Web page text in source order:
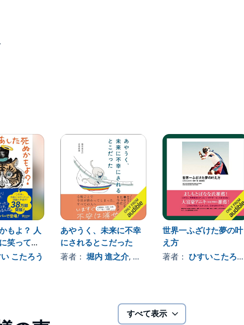
人にふられた、つい愚痴を言いたくなる、
や学校に嫌いな人がいる、やる気が起きない……、
こります。
もうどうにもなりません。
はいくらでも変化します。
から続くあなたの時間、人生を、素晴らしいものに変えられるの
込んで、どこにフォーカスすると人生がもっと面白くなるか、
す。
鳥のように、自由な視点から、
るでしょう。
ペシャルしつもん」
てほしい
した。
うんなら、それはあなた自身がつまらなくしているんだぜ。1秒で
改訂版です。
Inc.
もよ？ 人
笑って死
(本人朗読
こたろう
あやうく、未来に不幸
にされるとこだった
著者：堀内 進之介, 、その他
世界一ふざけた夢の叶
え方
著者： ひすいこたろう
すべて表示